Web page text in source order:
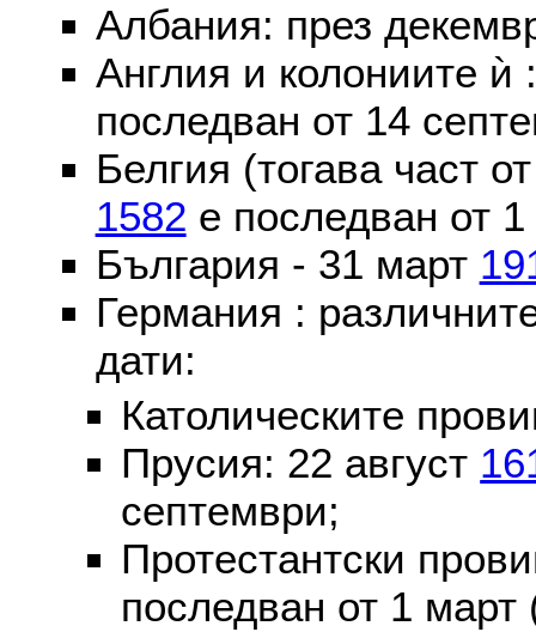
Албания: през
Англия и колониите
последван от 14
Белгия (тогава част
1582 е последван от
България - 31 март
Германия :
дати:
Католическите
Прусия: 22 август
септември;
Протестантски
последван от 1 март